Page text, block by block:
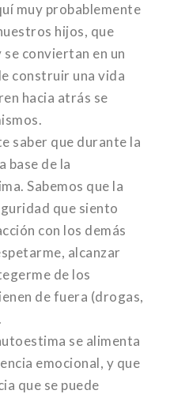
muy probablemente
hijos, que
conviertan en un
construir una vida
hacia atrás se
saber que durante la
base de la
Sabemos que la
que siento
con los demás
alcanzar
de los
de fuera (drogas,
se alimenta
emocional, y que
que se puede